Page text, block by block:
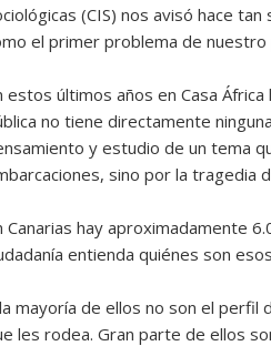
(CIS) nos avisó hace
el primer problema de nuestro
estos últimos años en Casa
no tiene directamente
y estudio de un tema
sino por la tragedia
Canarias hay aproximadamente
entienda quiénes son
mayoría de ellos no son el perfil
les rodea. Gran parte de ellos